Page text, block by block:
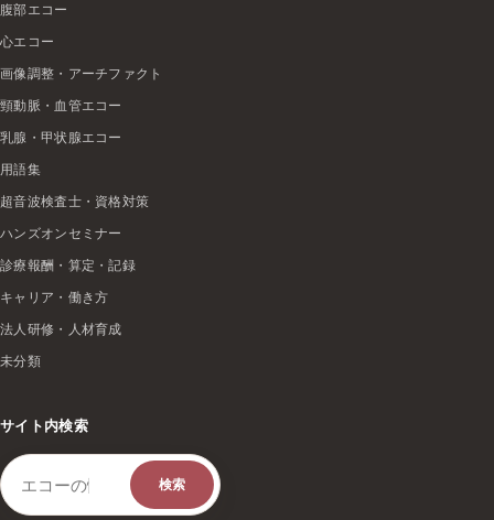
腹部エコー
心エコー
画像調整・アーチファクト
頸動脈・血管エコー
乳腺・甲状腺エコー
用語集
超音波検査士・資格対策
ハンズオンセミナー
診療報酬・算定・記録
キャリア・働き方
法人研修・人材育成
未分類
サイト内検索
検索キーワード
検索